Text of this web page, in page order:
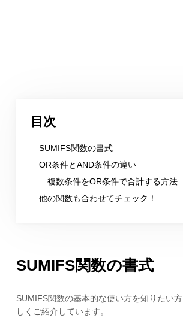
目次
SUMIFS関数の書式
OR条件とAND条件の違い
複数条件をOR条件で合計する方法
他の関数も合わせてチェック！
SUMIFS関数の書式
SUMIFS関数の基本的な使い方を知りたい
しくご紹介しています。